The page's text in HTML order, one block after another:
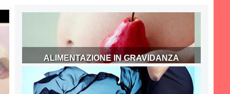
ALIMENTAZIONE IN GRAVIDANZA